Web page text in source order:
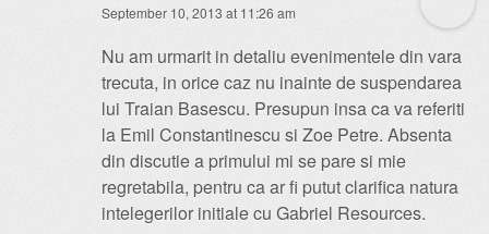
September 10, 2013 at 11:26 am
Nu am urmarit in detaliu evenimentele din vara
trecuta, in orice caz nu inainte de suspendarea
lui Traian Basescu. Presupun insa ca va referiti
la Emil Constantinescu si Zoe Petre. Absenta
din discutie a primului mi se pare si mie
regretabila, pentru ca ar fi putut clarifica natura
intelegerilor initiale cu Gabriel Resources.